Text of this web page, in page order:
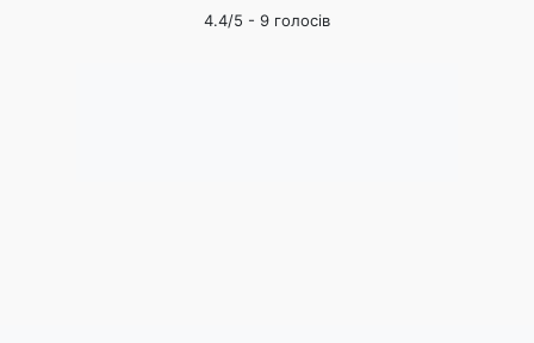
4.4/5 - 9 голосів